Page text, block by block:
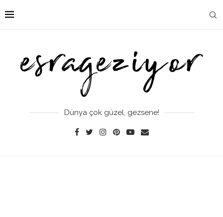
Dünya çok güzel, gezsene!